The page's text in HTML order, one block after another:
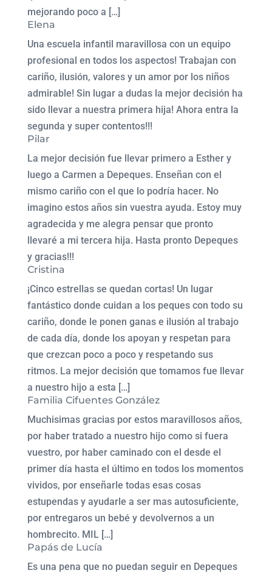
mejorando poco a […]
Elena
Una escuela infantil maravillosa con un equipo
profesional en todos los aspectos! Trabajan con
cariño, ilusión, valores y un amor por los niños
admirable! Sin lugar a dudas la mejor decisión ha
sido llevar a nuestra primera hija! Ahora entra la
segunda y super contentos!!!
Pilar
La mejor decisión fue llevar primero a Esther y
luego a Carmen a Depeques. Enseñan con el
mismo cariño con el que lo podría hacer. No
imagino estos años sin vuestra ayuda. Estoy muy
agradecida y me alegra pensar que pronto
llevaré a mi tercera hija. Hasta pronto Depeques
y gracias!!!
Cristina
¡Cinco estrellas se quedan cortas! Un lugar
fantástico donde cuidan a los peques con todo su
cariño, donde le ponen ganas e ilusión al trabajo
de cada día, donde los apoyan y respetan para
que crezcan poco a poco y respetando sus
ritmos. La mejor decisión que tomamos fue llevar
a nuestro hijo a esta […]
Familia Cifuentes González
Muchisimas gracias por estos maravillosos años,
por haber tratado a nuestro hijo como si fuera
vuestro, por haber caminado con el desde el
primer día hasta el último en todos los momentos
vividos, por enseñarle todas esas cosas
estupendas y ayudarle a ser mas autosuficiente,
por entregaros un bebé y devolvernos a un
hombrecito. MIL […]
Papás de Lucía
Es una pena que no puedan seguir en Depeques